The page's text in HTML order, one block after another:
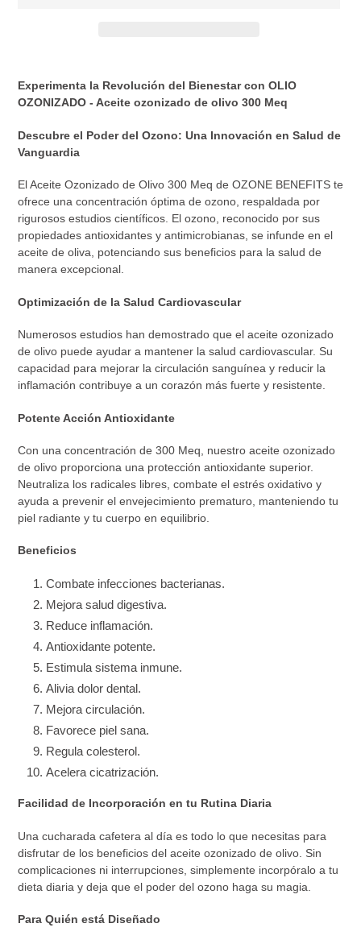
producto
tu
carrito
compra
Experimenta la Revolución del Bienestar con OLIO
OZONIZADO - Aceite ozonizado de olivo 300 Meq
Descubre el Poder del Ozono: Una Innovación en Salud de
Vanguardia
El Aceite Ozonizado de Olivo 300 Meq de OZONE BENEFITS te
ofrece una concentración óptima de ozono, respaldada por
rigurosos estudios científicos. El ozono, reconocido por sus
propiedades antioxidantes y antimicrobianas, se infunde en el
aceite de oliva, potenciando sus beneficios para la salud de
manera excepcional.
Optimización de la Salud Cardiovascular
Numerosos estudios han demostrado que el aceite ozonizado
de olivo puede ayudar a mantener la salud cardiovascular. Su
capacidad para mejorar la circulación sanguínea y reducir la
inflamación contribuye a un corazón más fuerte y resistente.
Potente Acción Antioxidante
Con una concentración de 300 Meq, nuestro aceite ozonizado
de olivo proporciona una protección antioxidante superior.
Neutraliza los radicales libres, combate el estrés oxidativo y
ayuda a prevenir el envejecimiento prematuro, manteniendo tu
piel radiante y tu cuerpo en equilibrio.
Beneficios
Combate infecciones bacterianas.
Mejora salud digestiva.
Reduce inflamación.
Antioxidante potente.
Estimula sistema inmune.
Alivia dolor dental.
Mejora circulación.
Favorece piel sana.
Regula colesterol.
Acelera cicatrización.
Facilidad de Incorporación en tu Rutina Diaria
Una cucharada cafetera al día es todo lo que necesitas para
disfrutar de los beneficios del aceite ozonizado de olivo. Sin
complicaciones ni interrupciones, simplemente incorpóralo a tu
dieta diaria y deja que el poder del ozono haga su magia.
Para Quién está Diseñado